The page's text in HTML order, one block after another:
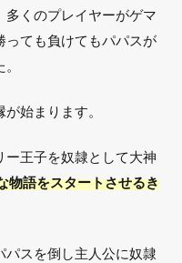
くのプレイヤーがゲマ
っても負けてもパパスが
始まります。
王子を奴隷として大神
物語をスタートさせるき
パスを倒し主人公に奴隷